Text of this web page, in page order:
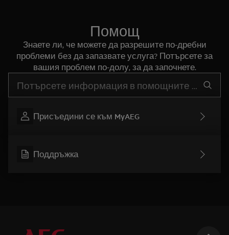
Помощ
Знаете ли, че можете да разрешите по-дребни
проблеми без да запазвате услуга? Потърсете за
вашия проблем по-долу, за да започнете.
Присъедини се към MyAEG
Поддръжка